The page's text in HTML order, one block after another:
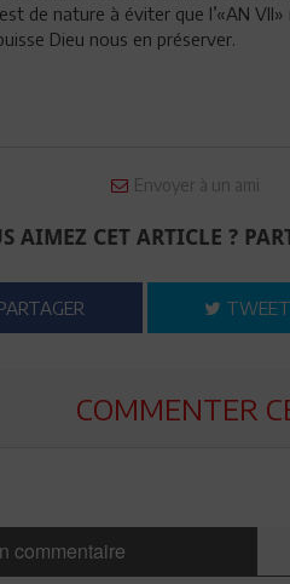
de nature à éviter que l’«AN
Dieu nous en préserver.
Envoyer à un ami
AIMEZ CET ARTICLE ?
COMMENTER
commentaire